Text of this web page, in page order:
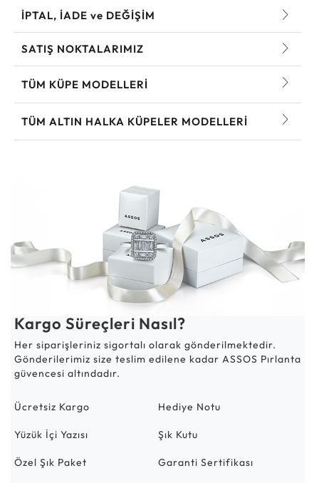
İPTAL, İADE ve DEĞİŞİM
SATIŞ NOKTALARIMIZ
TÜM KÜPE MODELLERI
TÜM ALTIN HALKA KÜPELER MODELLERI
Kargo Süreçleri Nasıl?
Her siparişleriniz sigortalı olarak gönderilmektedir.
Gönderilerimiz size teslim edilene kadar ASSOS Pırlanta
güvencesi altındadır.
Ücretsiz Kargo Hediye Notu
Yüzük İçi Yazısı Şık Kutu
Özel Şık Paket Garanti Sertifikası